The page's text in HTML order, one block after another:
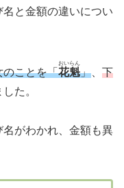
と金額の違いについ
のことを「花魁
おいらん
」
下
た。
がわかれ、金額も異